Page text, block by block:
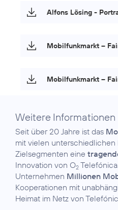
Alfons Lösing -
Weitere Informationen
Seit über 20 Jahre ist das
mit vielen unterschiedlichen
Zielsegmenten eine
Innovation von O2
Unternehmen Millionen
Kooperationen mit
Heimat im Netz von